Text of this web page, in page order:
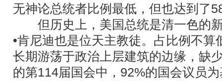
无神论总统者比例最低，但也达到了
但历史上，美国总统是清一色的新
•肯尼迪也是位天主教徒。占比例不算
长期游荡于政治上层建筑的边缘，缺
的第114届国会中，92%的国会议员